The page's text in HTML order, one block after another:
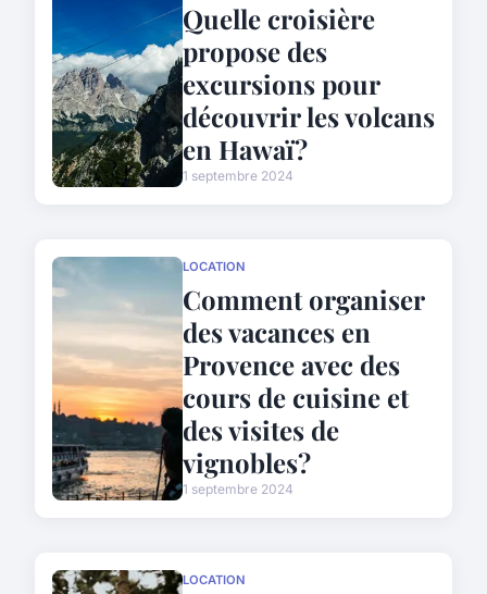
Quelle croisière
propose des
excursions pour
découvrir les volcans
en Hawaï?
1 septembre 2024
LOCATION
Comment organiser
des vacances en
Provence avec des
cours de cuisine et
des visites de
vignobles?
1 septembre 2024
LOCATION